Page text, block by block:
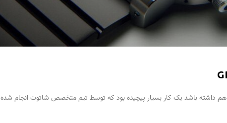
طراحی مدار الکترونیکی ساعت هوشمند سیم کارت خور که gps هم داشته باشد یک کار بسیار پیچیده بود که توسط تیم متخصص شاتوت انجام شده